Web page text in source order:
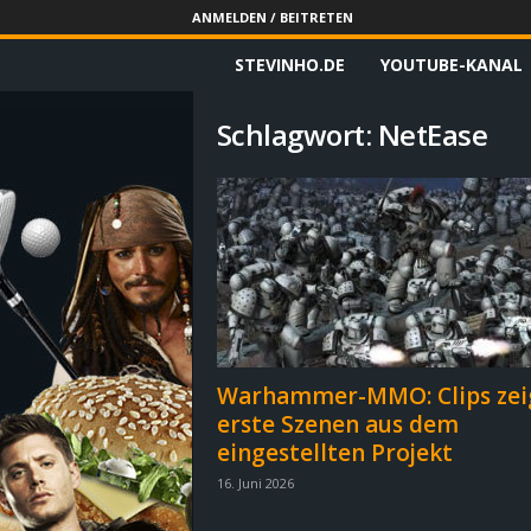
ANMELDEN / BEITRETEN
v
i
n
o
.
STEVINHO.DE YOUTUBE-KANAL
Schlagwort: NetEase
Warhammer-MMO: Clips
erste Szenen aus dem
eingestellten Projekt
16. Juni 2026